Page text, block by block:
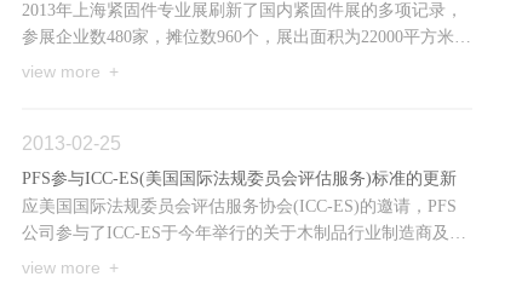
2013年上海紧固件专业展刷新了国内紧固件展的多项记录，
参展企业数480家，摊位数960个，展出面积为22000平方米，
参观人数达到18212人次；韩国及台湾地区再次组团参展，
view more +
2013-02-25
PFS参与ICC-ES(美国国际法规委员会评估服务)标准的更新
应美国国际法规委员会评估服务协会(ICC-ES)的邀请，PFS
公司参与了ICC-ES于今年举行的关于木制品行业制造商及其
产品相关标准的更新活动。
view more +